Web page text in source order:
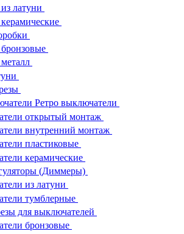
латуни
бронзовые
Ретро выключатели
открытый монтаж
внутренний монтаж
пластиковые
керамические
(Диммеры)
из латуни
тумблерные
для выключателей
бронзовые